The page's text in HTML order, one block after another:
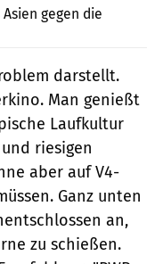
gegen die
darstellt.
Man genießt
Laufkultur
riesigen
aber auf V4-
Ganz unten
an,
zu schießen.